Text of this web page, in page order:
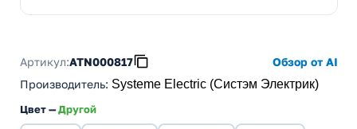
Артикул:ATN000817
Обзор от AI
Производитель: Systeme Electric (Систэм Электрик)
Цвет —Другой